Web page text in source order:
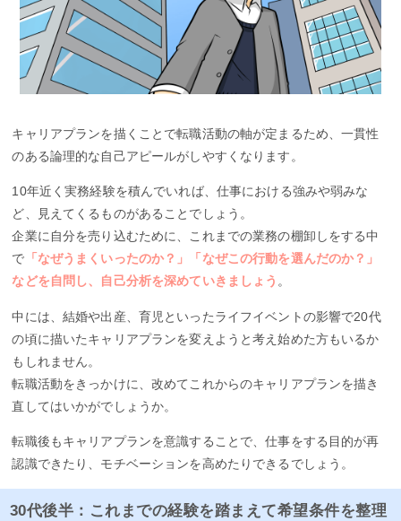
キャリアプランを描くことで転職活動の軸が定まるため、一貫性
のある論理的な自己アピールがしやすくなります。
10年近く実務経験を積んでいれば、仕事における強みや弱みな
ど、見えてくるものがあることでしょう。
企業に自分を売り込むために、これまでの業務の棚卸しをする中
で 「なぜうまくいったのか？」「なぜこの行動を選んだのか？」
などを自問し、自己分析を深めていきましょう 。
中には、結婚や出産、育児といったライフイベントの影響で20代
の頃に描いたキャリアプランを変えようと考え始めた方もいるか
もしれません。
転職活動をきっかけに、改めてこれからのキャリアプランを描き
直してはいかがでしょうか。
転職後もキャリアプランを意識することで、仕事をする目的が再
認識できたり、モチベーションを高めたりできるでしょう。
30代後半：これまでの経験を踏まえて希望条件を整理